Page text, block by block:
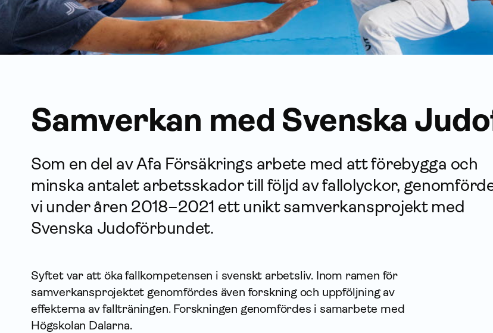
Samverkan med Svenska
Som en del av Afa Försäkrings arbete med att förebygga och
minska antalet arbets­skador till följd av fallolyckor,
vi under åren 2018–2021 ett unikt samverkansprojekt med
Svenska Judoförbundet.
Syftet var att öka fallkompetensen i svenskt arbetsliv. Inom ramen för
samverkansprojektet genomfördes även forskning och uppföljning av
effekterna av fallträningen. Forskningen genomfördes i sam­arbete med
Högskolan Dalarna.